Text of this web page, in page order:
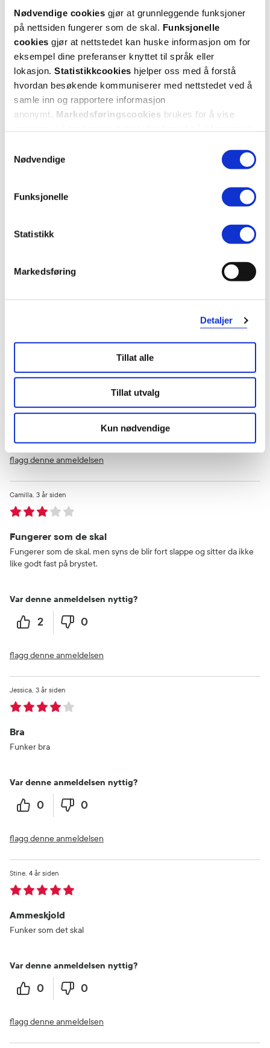
Nødvendige cookies gjør at grunnleggende funksjoner
på nettsiden fungerer som de skal. Funksjonelle
cookies gjør at nettstedet kan huske informasjon om for
eksempel dine preferanser knyttet til språk eller
lokasjon. Statistikkcookies hjelper oss med å forstå
hvordan besøkende kommuniserer med nettstedet ved å
samle inn og rapportere informasjon
anonymt. Markedsføringscookies brukes for å vise
Nødvendige
Funksjonelle
Statistikk
Markedsføring
Detaljer
Tillat alle
Tillat utvalg
Kun nødvendige
Var denne anmeldelsen nyttig?
0 0
funket godt for å få til amming med prematurt barn. Anbefales
flagg denne anmeldelsen
Livredder for såre brystvorter med praktisk boks for oppbevaring :)
Var denne anmeldelsen nyttig?
flagg denne anmeldelsen
Fungerer som de skal
3 år siden
Camilla
Fungerer som de skal, men syns de blir fort slappe og sitter da ikke
like godt fast på brystet.
Var denne anmeldelsen nyttig?
2 0
flagg denne anmeldelsen
Bra
3 år siden
Jessica
Funker bra
Var denne anmeldelsen nyttig?
0 0
flagg denne anmeldelsen
Ammeskjold
4 år siden
Stine
Funker som det skal
Var denne anmeldelsen nyttig?
0 0
flagg denne anmeldelsen